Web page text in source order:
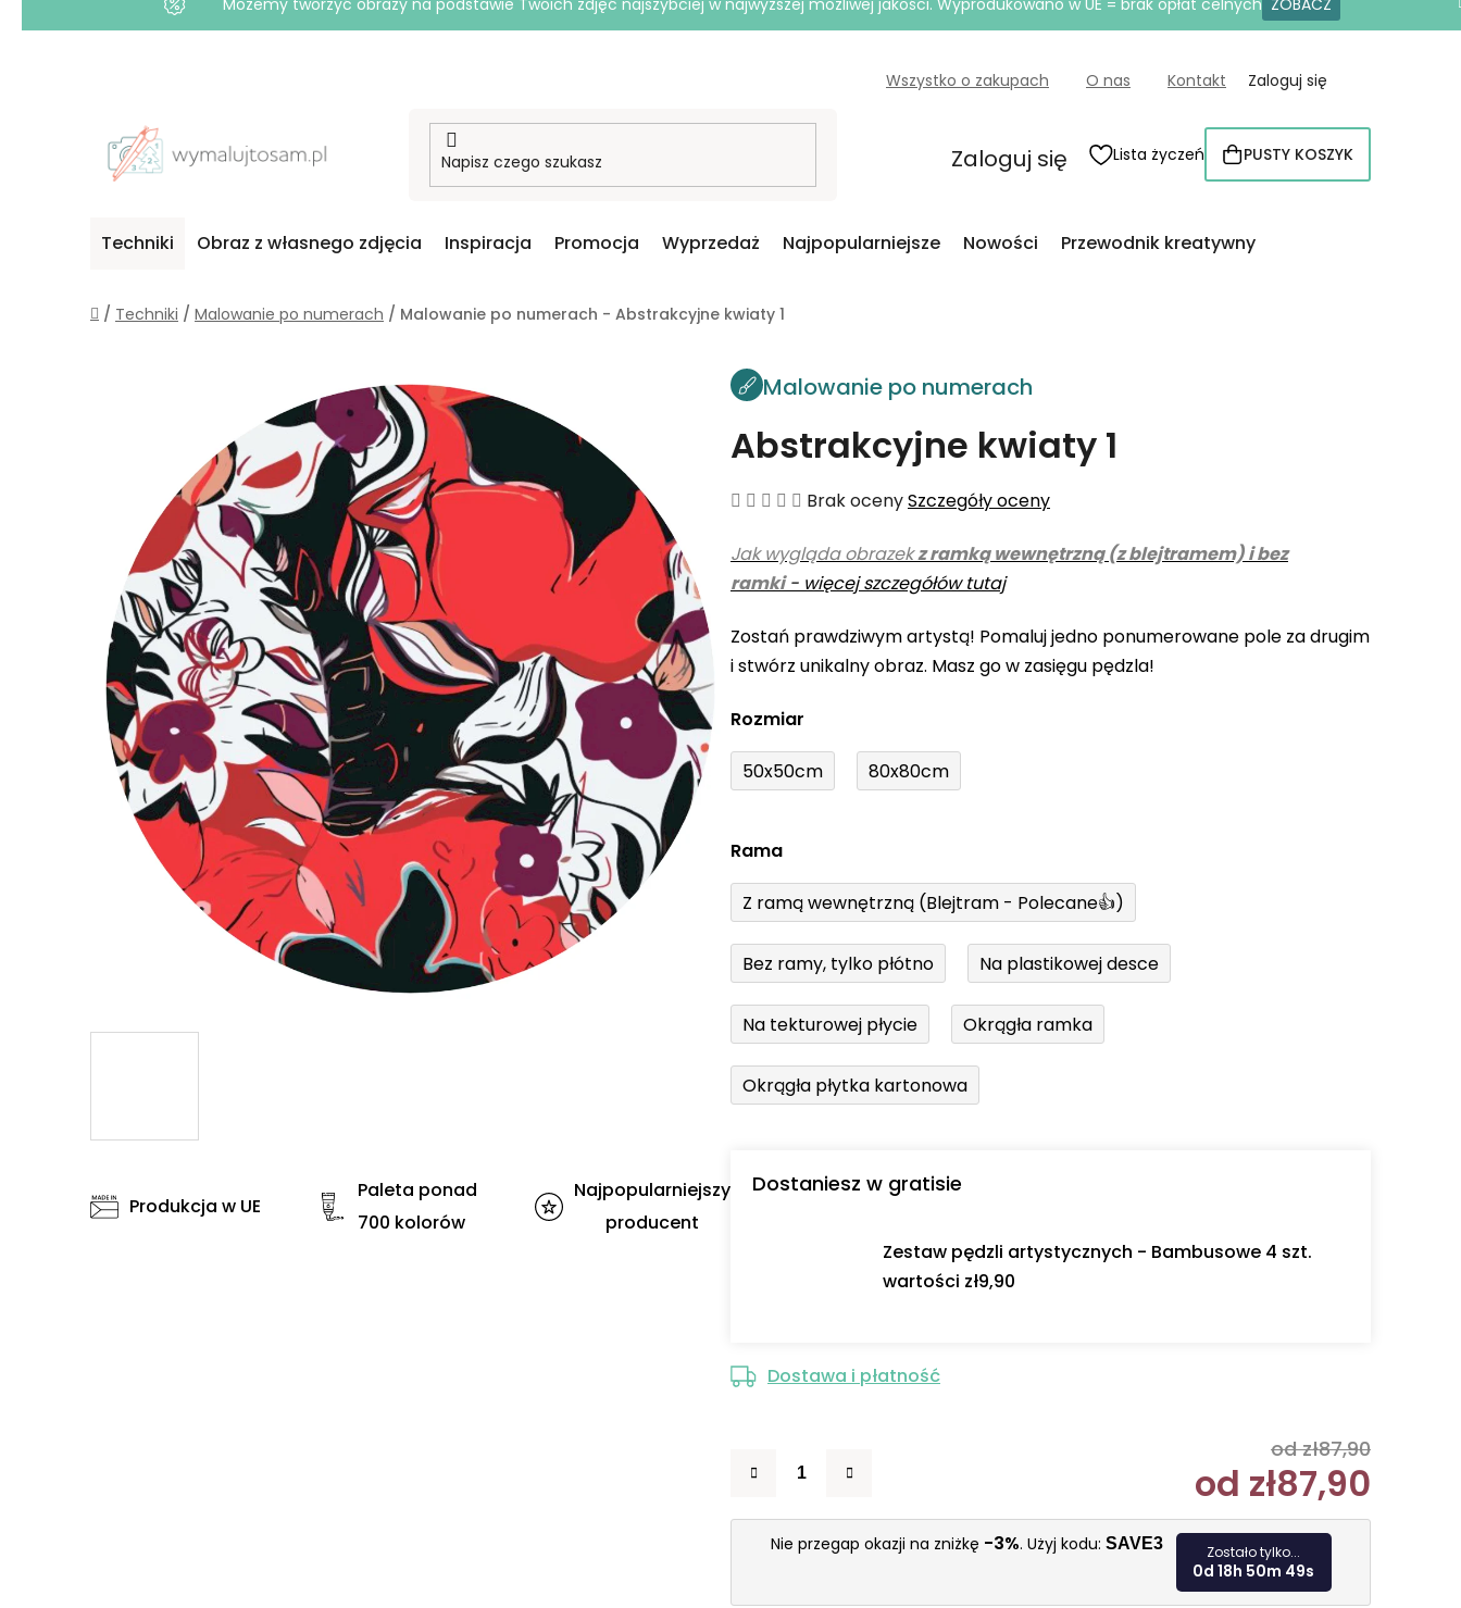
Możemy tworzyć obrazy na podstawie Twoich zdjęć najszybciej w najwyższej możliwej jakości. Wyprodukowano w UE = brak opłat celnych ZOBACZ
Wszystko o zakupach O nas Kontakt Zaloguj się
Zaloguj się Lista życzeń KOSZYK
PUSTY KOSZYK
Techniki Obraz z własnego zdjęcia Inspiracja Promocja Wyprzedaż Najpopularniejsze Nowości Przewodnik kreatywny
Home
/ Techniki / Malowanie po numerach / Malowanie po numerach - Abstrakcyjne kwiaty 1
Malowanie po numerach
Abstrakcyjne kwiaty 1
Średnia
produktu
wynosi
na
5
Brak ocenySzczegóły oceny
Jak wygląda obrazekz ramką wewnętrzną (z blejtramem) i bez
ramki- więcej szczegółów tutaj
Zostań prawdziwym artystą! Pomaluj jedno ponumerowane pole za drugim
i stwórz unikalny obraz. Masz go w zasięgu pędzla!
Rozmiar
50x50cm 80x80cm
Rama
Z ramą wewnętrzną (Blejtram - Polecane👍)
Bez ramy, tylko płótno Na plastikowej desce
Na tekturowej płycie Okrągła ramka
Okrągła płytka kartonowa
Dostaniesz w gratisie
Zestaw pędzli artystycznych - Bambusowe 4 szt.
wartości zł9,90
Dostawa i płatność
od zł87,90
od zł87,90
Cena
Nie przegap okazji na zniżkę -3%. Użyj kodu: SAVE3 Zostało tylko...
0d 18h 50m 48s
Produkcja w UE
Paleta ponad
700 kolorów
Najpopularniejszy
producent